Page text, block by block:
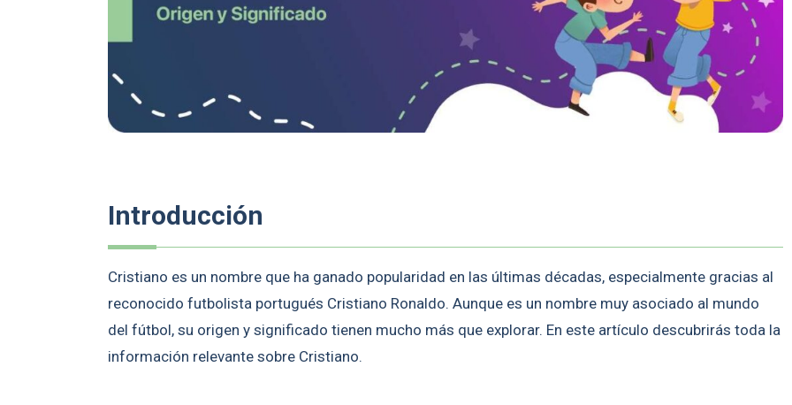
Introducción
Cristiano es un nombre que ha ganado popularidad en las últimas décadas, especialmente gracias al
reconocido futbolista portugués Cristiano Ronaldo. Aunque es un nombre muy asociado al mundo
del fútbol, su origen y significado tienen mucho más que explorar. En este artículo descubrirás toda la
información relevante sobre Cristiano.